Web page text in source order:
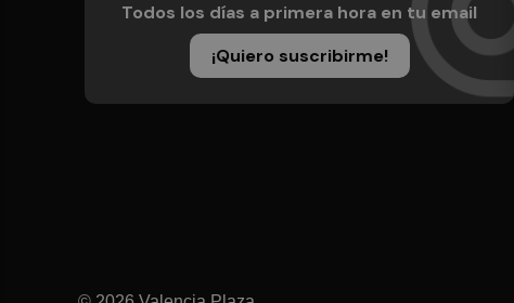
Todos los días a primera hora en tu email
¡Quiero suscribirme!